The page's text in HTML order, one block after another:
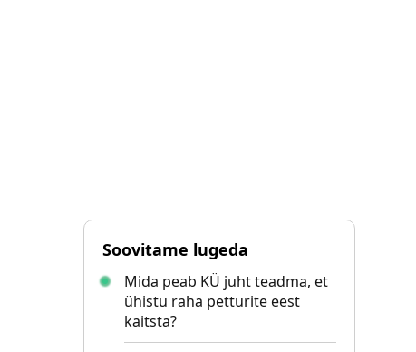
Soovitame lugeda
Mida peab KÜ juht teadma, et
ühistu raha petturite eest
kaitsta?